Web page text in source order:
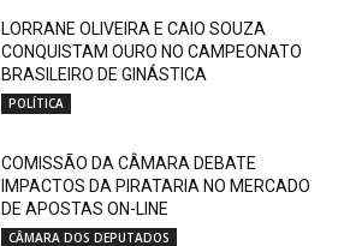
LORRANE OLIVEIRA E CAIO SOUZA
CONQUISTAM OURO NO CAMPEONATO
BRASILEIRO DE GINÁSTICA
POLÍTICA
COMISSÃO DA CÂMARA DEBATE
IMPACTOS DA PIRATARIA NO MERCADO
DE APOSTAS ON-LINE
CÂMARA DOS DEPUTADOS